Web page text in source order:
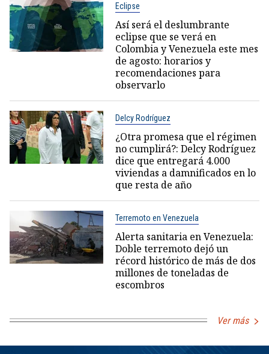
Eclipse
Así será el deslumbrante
eclipse que se verá en
Colombia y Venezuela este mes
de agosto: horarios y
recomendaciones para
observarlo
Delcy Rodríguez
¿Otra promesa que el régimen
no cumplirá?: Delcy Rodríguez
dice que entregará 4.000
viviendas a damnificados en lo
que resta de año
Terremoto en Venezuela
Alerta sanitaria en Venezuela:
Doble terremoto dejó un
récord histórico de más de dos
millones de toneladas de
escombros
Ver más